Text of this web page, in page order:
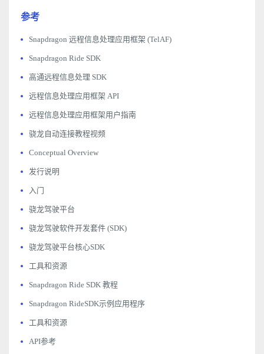
参考
Snapdragon 远程信息处理应用框架 (TelAF)
Snapdragon Ride SDK
高通远程信息处理 SDK
远程信息处理应用框架 API
远程信息处理应用框架用户指南
骁龙自动连接教程视频
Conceptual Overview
发行说明
入门
骁龙驾驶平台
骁龙驾驶软件开发套件 (SDK)
骁龙驾驶平台核心SDK
工具和资源
Snapdragon Ride SDK 教程
Snapdragon RideSDK示例应用程序
工具和资源
API参考